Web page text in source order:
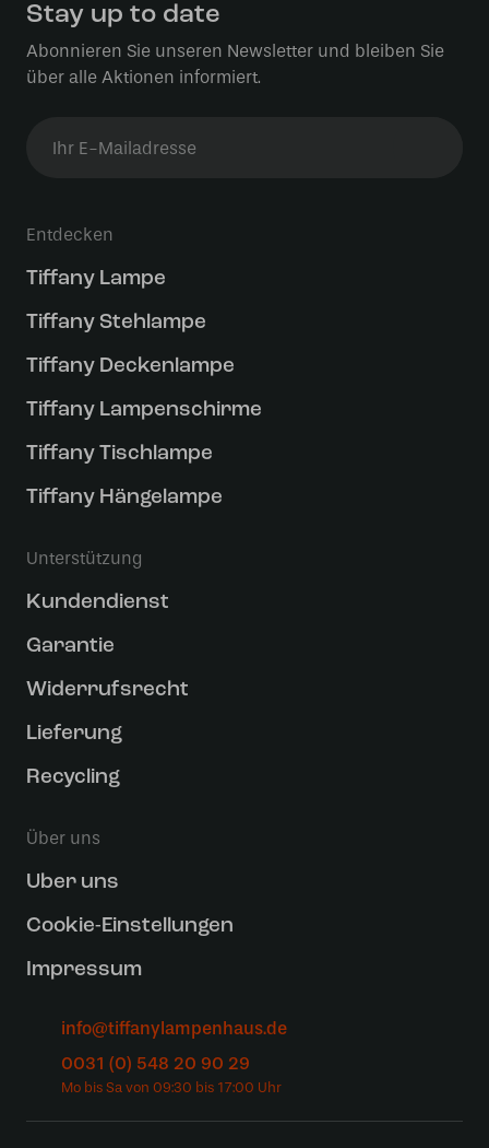
Stay up to date
Abonnieren Sie unseren Newsletter und bleiben Sie
über alle Aktionen informiert.
Entdecken
Tiffany Lampe
Tiffany Stehlampe
Tiffany Deckenlampe
Tiffany Lampenschirme
Tiffany Tischlampe
Tiffany Hängelampe
Unterstützung
Kundendienst
Garantie
Widerrufsrecht
Lieferung
Recycling
Über uns
Uber uns
Cookie-Einstellungen
Impressum
info@tiffanylampenhaus.de
0031 (0) 548 20 90 29